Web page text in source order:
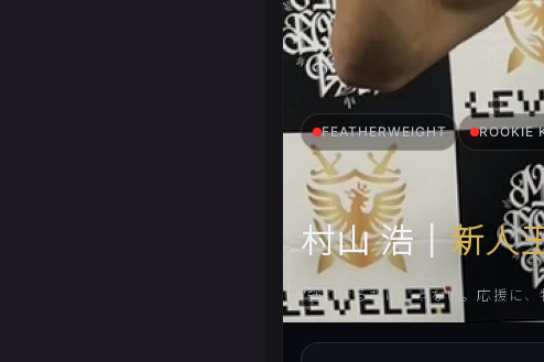
FEATHERWEIGHT ROOKIE
村山 浩｜ 新人
“強くなるだけじゃない。応援に、